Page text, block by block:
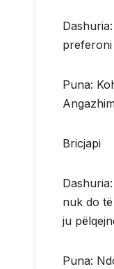
preferoni
Puna:
Bricjapi
nuk do
ju
Puna: